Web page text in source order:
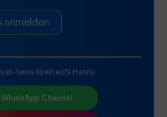
anmelden
News direkt auf's Handy:
WhatsApp Channel